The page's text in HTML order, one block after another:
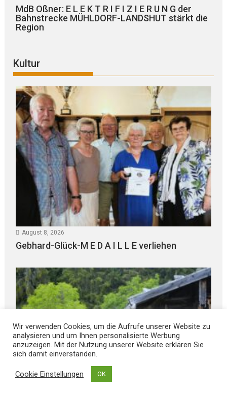
MdB Oßner: E L E K T R I F I Z I E R U N G der
Bahnstrecke MÜHLDORF-LANDSHUT stärkt die
Region
Kultur
August 8, 2026
Gebhard-Glück-M E D A I L L E verliehen
Wir verwenden Cookies, um die Aufrufe unserer Website zu
analysieren und um Ihnen personalisierte Werbung
anzuzeigen. Mit der Nutzung unserer Website erklären Sie
sich damit einverstanden.
Cookie Einstellungen OK